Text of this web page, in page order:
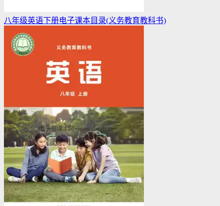
八年级英语下册电子课本目录(义务教育教科书)